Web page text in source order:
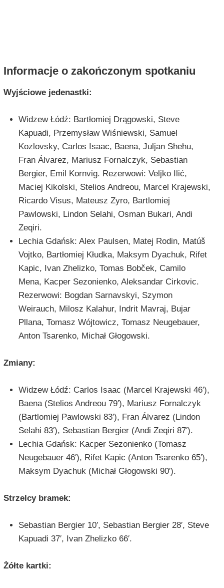
Informacje o zakończonym spotkaniu
Wyjściowe jedenastki:
Widzew Łódź: Bartłomiej Drągowski, Steve
Kapuadi, Przemysław Wiśniewski, Samuel
Kozlovsky, Carlos Isaac, Baena, Juljan Shehu,
Fran Álvarez, Mariusz Fornalczyk, Sebastian
Bergier, Emil Kornvig. Rezerwowi: Veljko Ilić,
Maciej Kikolski, Stelios Andreou, Marcel Krajewski,
Ricardo Visus, Mateusz Zyro, Bartlomiej
Pawlowski, Lindon Selahi, Osman Bukari, Andi
Zeqiri.
Lechia Gdańsk: Alex Paulsen, Matej Rodin, Matúš
Vojtko, Bartłomiej Kłudka, Maksym Dyachuk, Rifet
Kapic, Ivan Zhelizko, Tomas Bobček, Camilo
Mena, Kacper Sezonienko, Aleksandar Cirkovic.
Rezerwowi: Bogdan Sarnavskyi, Szymon
Weirauch, Milosz Kalahur, Indrit Mavraj, Bujar
Pllana, Tomasz Wójtowicz, Tomasz Neugebauer,
Anton Tsarenko, Michał Głogowski.
Zmiany:
Widzew Łódź: Carlos Isaac (Marcel Krajewski 46′),
Baena (Stelios Andreou 79′), Mariusz Fornalczyk
(Bartlomiej Pawlowski 83′), Fran Álvarez (Lindon
Selahi 83′), Sebastian Bergier (Andi Zeqiri 87′).
Lechia Gdańsk: Kacper Sezonienko (Tomasz
Neugebauer 46′), Rifet Kapic (Anton Tsarenko 65′),
Maksym Dyachuk (Michał Głogowski 90′).
Strzelcy bramek:
Sebastian Bergier 10′, Sebastian Bergier 28′, Steve
Kapuadi 37′, Ivan Zhelizko 66′.
Żółte kartki: